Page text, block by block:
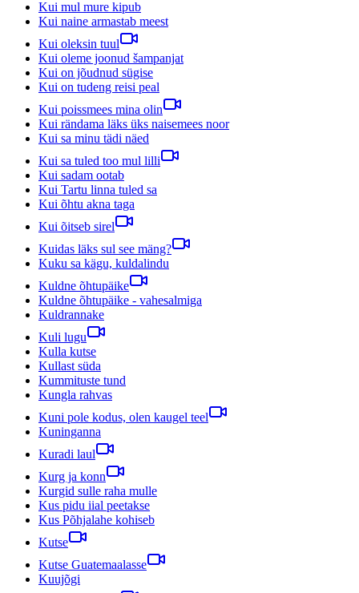
Kui mul mure kipub
Kui naine armastab meest
Kui oleksin tuul
Kui oleme joonud šampanjat
Kui on jõudnud sügise
Kui on tudeng reisi peal
Kui poissmees mina olin
Kui rändama läks üks naisemees noor
Kui sa minu tädi näed
Kui sa tuled too mul lilli
Kui sadam ootab
Kui Tartu linna tuled sa
Kui õhtu akna taga
Kui õitseb sirel
Kuidas läks sul see mäng?
Kuku sa kägu, kuldalindu
Kuldne õhtupäike
Kuldne õhtupäike - vahesalmiga
Kuldrannake
Kuli lugu
Kulla kutse
Kullast süda
Kummituste tund
Kungla rahvas
Kuni pole kodus, olen kaugel teel
Kuninganna
Kuradi laul
Kurg ja konn
Kurgid sulle raha mulle
Kus pidu iial peetakse
Kus Põhjalahe kohiseb
Kutse
Kutse Guatemaalasse
Kuujõgi